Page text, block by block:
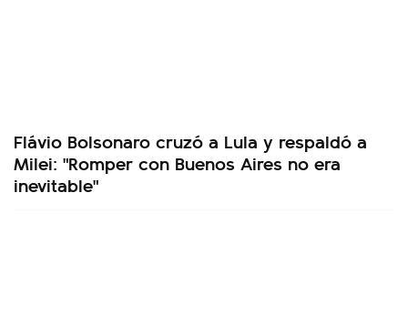
Flávio Bolsonaro cruzó a Lula y respaldó a
Milei: "Romper con Buenos Aires no era
inevitable"